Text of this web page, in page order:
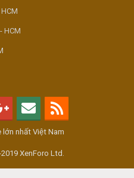
HCM
lớn nhất Việt Nam
XenForo Ltd.